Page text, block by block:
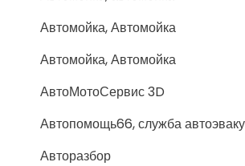
Автомойка, Автомойка
Автомойка, Автомойка
АвтоМотоСервис 3D
Автопомощь66, служба
Авторазбор